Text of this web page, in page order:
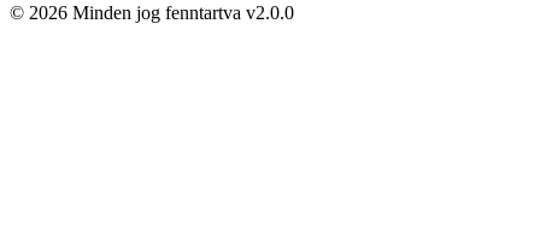
© 2026 Minden jog fenntartva v2.0.0